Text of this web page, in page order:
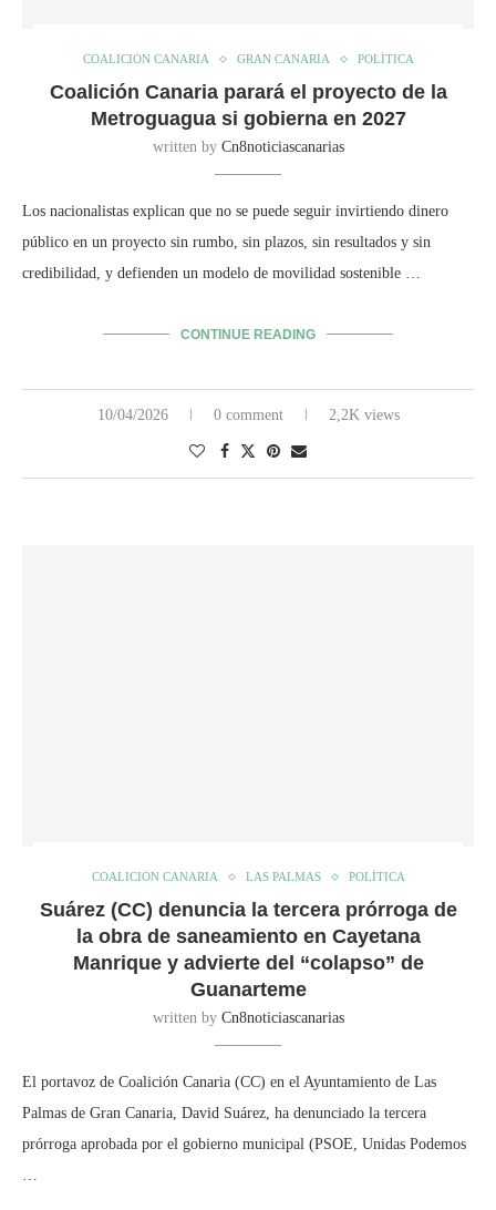
COALICIÓN CANARIA GRAN CANARIA POLÍTICA
Coalición Canaria parará el proyecto de la
Metroguagua si gobierna en 2027
written by Cn8noticiascanarias
Los nacionalistas explican que no se puede seguir invirtiendo dinero
público en un proyecto sin rumbo, sin plazos, sin resultados y sin
credibilidad, y defienden un modelo de movilidad sostenible …
CONTINUE READING
10/04/2026 0 comment 2,2K views
COALICIÓN CANARIA LAS PALMAS POLÍTICA
Suárez (CC) denuncia la tercera prórroga de
la obra de saneamiento en Cayetana
Manrique y advierte del “colapso” de
Guanarteme
written by Cn8noticiascanarias
El portavoz de Coalición Canaria (CC) en el Ayuntamiento de Las
Palmas de Gran Canaria, David Suárez, ha denunciado la tercera
prórroga aprobada por el gobierno municipal (PSOE, Unidas Podemos
…